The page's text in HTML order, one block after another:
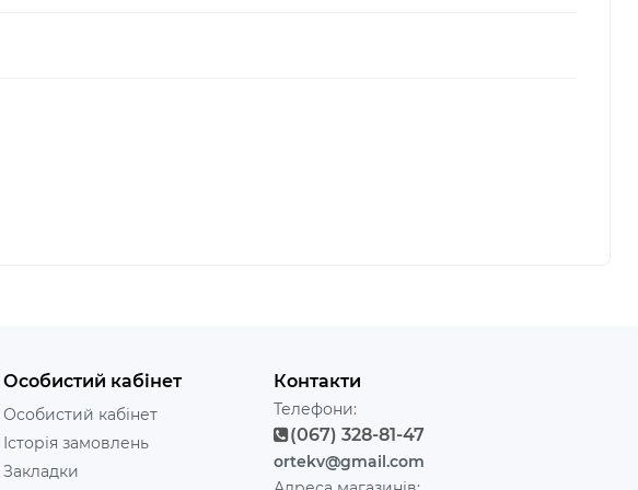
Особистий кабінет
Особистий кабінет
Історія замовлень
Закладки
Контакти
Телефони:
(067) 328-81-47
ortekv@gmail.com